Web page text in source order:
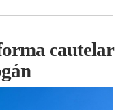
cautelar